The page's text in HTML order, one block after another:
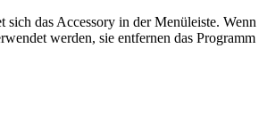
das Accessory in der Menüleiste. Wenn
werden, sie entfernen das Programm